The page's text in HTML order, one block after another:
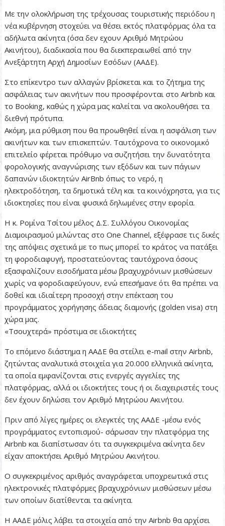
Με την ολοκλήρωση της τρέχουσας τουριστικής περιόδου η
νέα κυβέρνηση στοχεύει να θέσει εκτός πλατφόρμας όλα τα
αδήλωτα ακίνητα (όσα δεν εχουν Αριθμό Μητρώου
Ακινήτου), διαδικασία που θα διεκπεραιωθεί από την
Ανεξάρτητη Αρχή Δημοσίων Εσόδων (ΑΑΔΕ).
Στο επίκεντρο των αλλαγών βρίσκεται και το ζήτημα της
ασφάλειας των ακινήτων που προσφέρονται στο Airbnb και
το Booking, καθώς η χώρα μας καλείται να ακολουθήσει τα
διεθνή πρότυπα.
Ακόμη, μια ρύθμιση που θα προωθηθεί είναι η ασφάλιση των
ακινήτων και των επισκεπτών. Ταυτόχρονα το οικονομικό
επιτελείο φέρεται πρόθυμο να συζητήσει την δυνατότητα
φορολογικής αναγνώρισης των εξόδων και των πάγιων
δαπανών ιδιοκτητών AirBnb όπως το νερό, η
ηλεκτροδότηση, τα δημοτικά τέλη και τα κοινόχρηστα, για τις
ιδιοκτησίες που είναι φυσικά δηλωμένες στην εφορία.
Η κ. Ρομίνα Τσίτου μέλος Δ.Σ. Συλλόγου Οικονομίας
Διαμοιρασμού μιλώντας στο One Channel, εξέφρασε τις δικές
της απόψεις σχετικά με το πως μπορεί το κράτος να πατάξει
τη φοροδιαφυγή, προστατεύοντας ταυτόχρονα όσους
εξασφαλίζουν εισοδήματα μέσω βραχυχρόνιων μισθώσεων
χωρίς να φοροδιαφεύγουν, ενώ επεσήμανε ότι θα πρέπει να
δοθεί και ιδιαίτερη προσοχή στην επέκταση του
προγράμματος χορήγησης άδειας διαμονής (golden visa) στη
χώρα μας.
«Τσουχτερά» πρόστιμα σε ιδιοκτήτες
Το επόμενο διάστημα η ΑΑΔΕ θα στείλει e-mail στην Airbnb,
ζητώντας αναλυτικά στοιχεία για 20.000 ελληνικά ακίνητα,
τα οποία εμφανίζονται στις ενεργές αγγελίες της
πλατφόρμας, αλλά οι ιδιοκτήτες τους ή οι διαχειριστές τους
δεν έχουν δηλώσει τον Αριθμό Μητρώου Ακινήτου.
Πριν από λίγες ημέρες οι ελεγκτές της ΑΑΔΕ -μέσω ενός
προγράμματος εντοπισμού- σάρωσαν την πλατφόρμα της
Airbnb και διαπίστωσαν ότι τα συγκεκριμένα ακίνητα δεν
είχαν αποκτήσει Αριθμό Μητρώου Ακινήτου.
Ο συγκεκριμένος αριθμός αναγράφεται υποχρεωτικά στις
ηλεκτρονικές πλατφόρμες βραχυχρόνιων μισθώσεων μέσω
των οποίων διατίθενται τα ακίνητα.
Η ΑΑΔΕ μόλις λάβει τα στοιχεία από την Airbnb θα αρχίσει